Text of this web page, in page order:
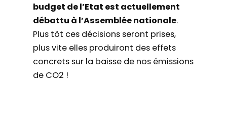
budget de l’Etat est actuellement
débattu à l’Assemblée nationale.
Plus tôt ces décisions seront prises,
plus vite elles produiront des effets
concrets sur la baisse de nos émissions
de CO2 !